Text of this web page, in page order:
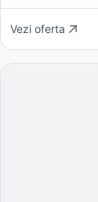
Vezi oferta